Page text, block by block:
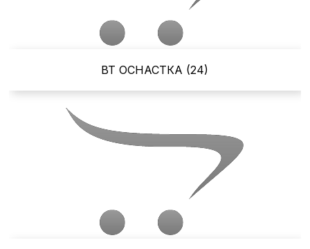
ВТ ОСНАСТКА (24)